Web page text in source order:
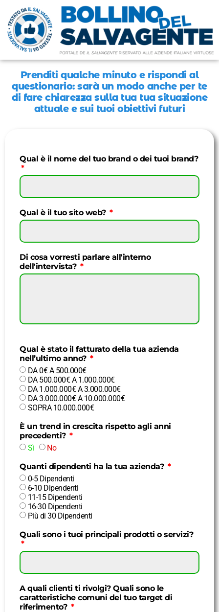
Prenditi qualche minuto e rispondi al
questionario: sarà un modo anche per te
di fare chiarezza sulla tua tua situazione
attuale e sui tuoi obiettivi futuri
Qual è il nome del tuo brand o dei tuoi brand?
Qual è il tuo sito web?
Di cosa vorresti parlare all'interno
dell'intervista?
Qual è stato il fatturato della tua azienda
nell’ultimo anno?
DA 0€ A 500.000€
DA 500.000€ A 1.000.000€
DA 1.000.000€ A 3.000.000€
DA 3.000.000€ A 10.000.000€
SOPRA 10.000.000€
È un trend in crescita rispetto agli anni
precedenti?
Sì
No
Quanti dipendenti ha la tua azienda?
0-5 Dipendenti
6-10 Dipendenti
11-15 Dipendenti
16-30 Dipendenti
Più di 30 Dipendenti
Quali sono i tuoi principali prodotti o servizi?
A quali clienti ti rivolgi? Quali sono le
caratteristiche comuni del tuo target di
riferimento?